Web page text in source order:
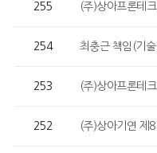
255
254
253
252